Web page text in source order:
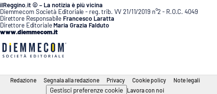
ilReggino.it © – La notizia è più vicina
Diemmecom Società Editoriale - reg. trib. VV 21/11/2019 n°2 - R.O.C. 4049
Direttore Responsabile Francesco Laratta
Direttore Editoriale Maria Grazia Falduto
www.diemmecom.it
Redazione Segnala alla redazione Privacy Cookie policy Note legali
Gestisci preferenze cookie Lavora con noi